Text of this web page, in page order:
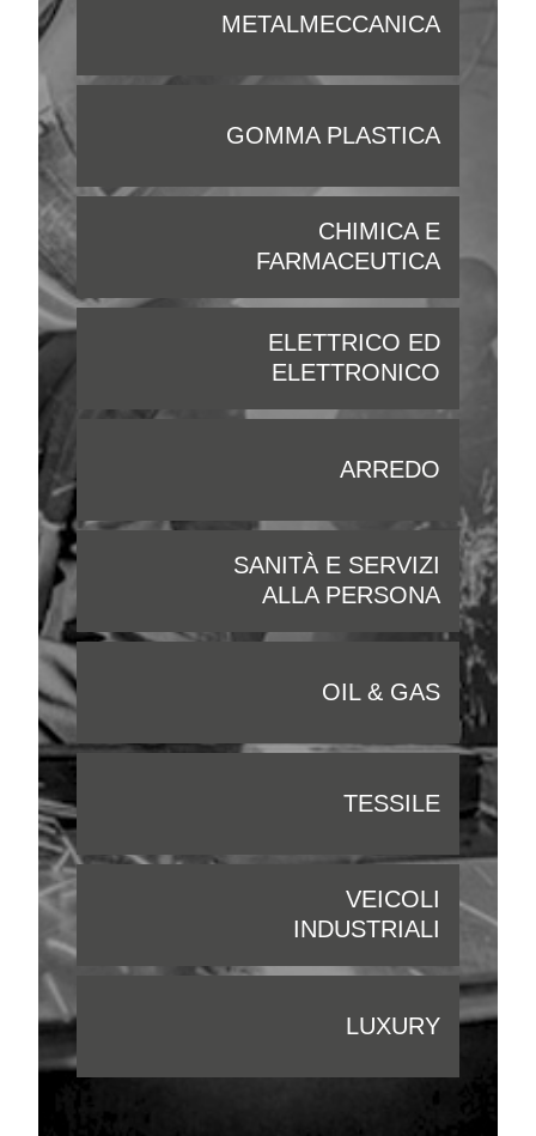
METALMECCANICA
GOMMA PLASTICA
CHIMICA E
FARMACEUTICA
ELETTRICO ED
ELETTRONICO
ARREDO
SANITÀ E SERVIZI
ALLA PERSONA
OIL & GAS
TESSILE
VEICOLI
INDUSTRIALI
LUXURY